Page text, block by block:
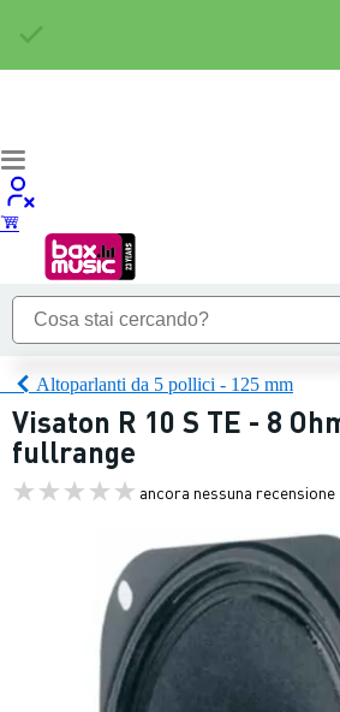
Altoparlanti da 5 pollici - 125 mm
Visaton R 10 S TE - 8
fullrange
ancora nessuna recensione